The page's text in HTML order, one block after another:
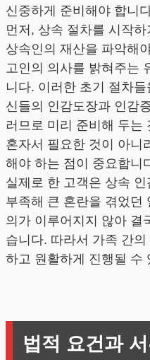
신중하게 준비해야 합니
먼저, 상속 절차를 시작
상속인의 재산을 파악해
고인의 의사를 밝혀주는
니다. 이러한 초기 절차
신들의 인감도장과 인감
러므로 미리 준비해 두는
혼자서 필요한 것이 아니
해야 하는 점이 중요합니
실제로 한 고객은 상속 인
부족해 큰 혼란을 겪었던
의가 이루어지지 않아 결
습니다. 따라서 가족 간
하고 원활하게 진행될 수
법적 요건과 서